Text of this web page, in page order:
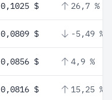
0,1025 $ 26,7 %
0,0809 $ -5,49 %
0,0856 $ 4,9 %
0,0816 $ 15,25 %